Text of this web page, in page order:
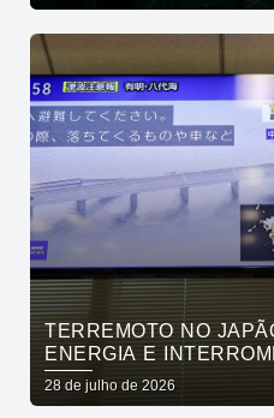
TERREMOTO NO
ENERGIA E
28 de julho de 2026